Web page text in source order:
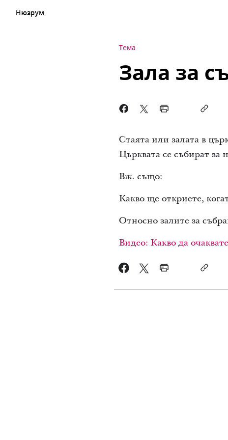
Нюзрум
Тема
Зала за
Стаята или залата в
Църквата се събират за
Вж. също:
Какво ще откриете,
Относно залите за
Видео: Какво да